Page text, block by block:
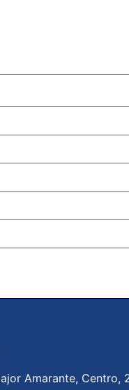
Amarante, Centro,